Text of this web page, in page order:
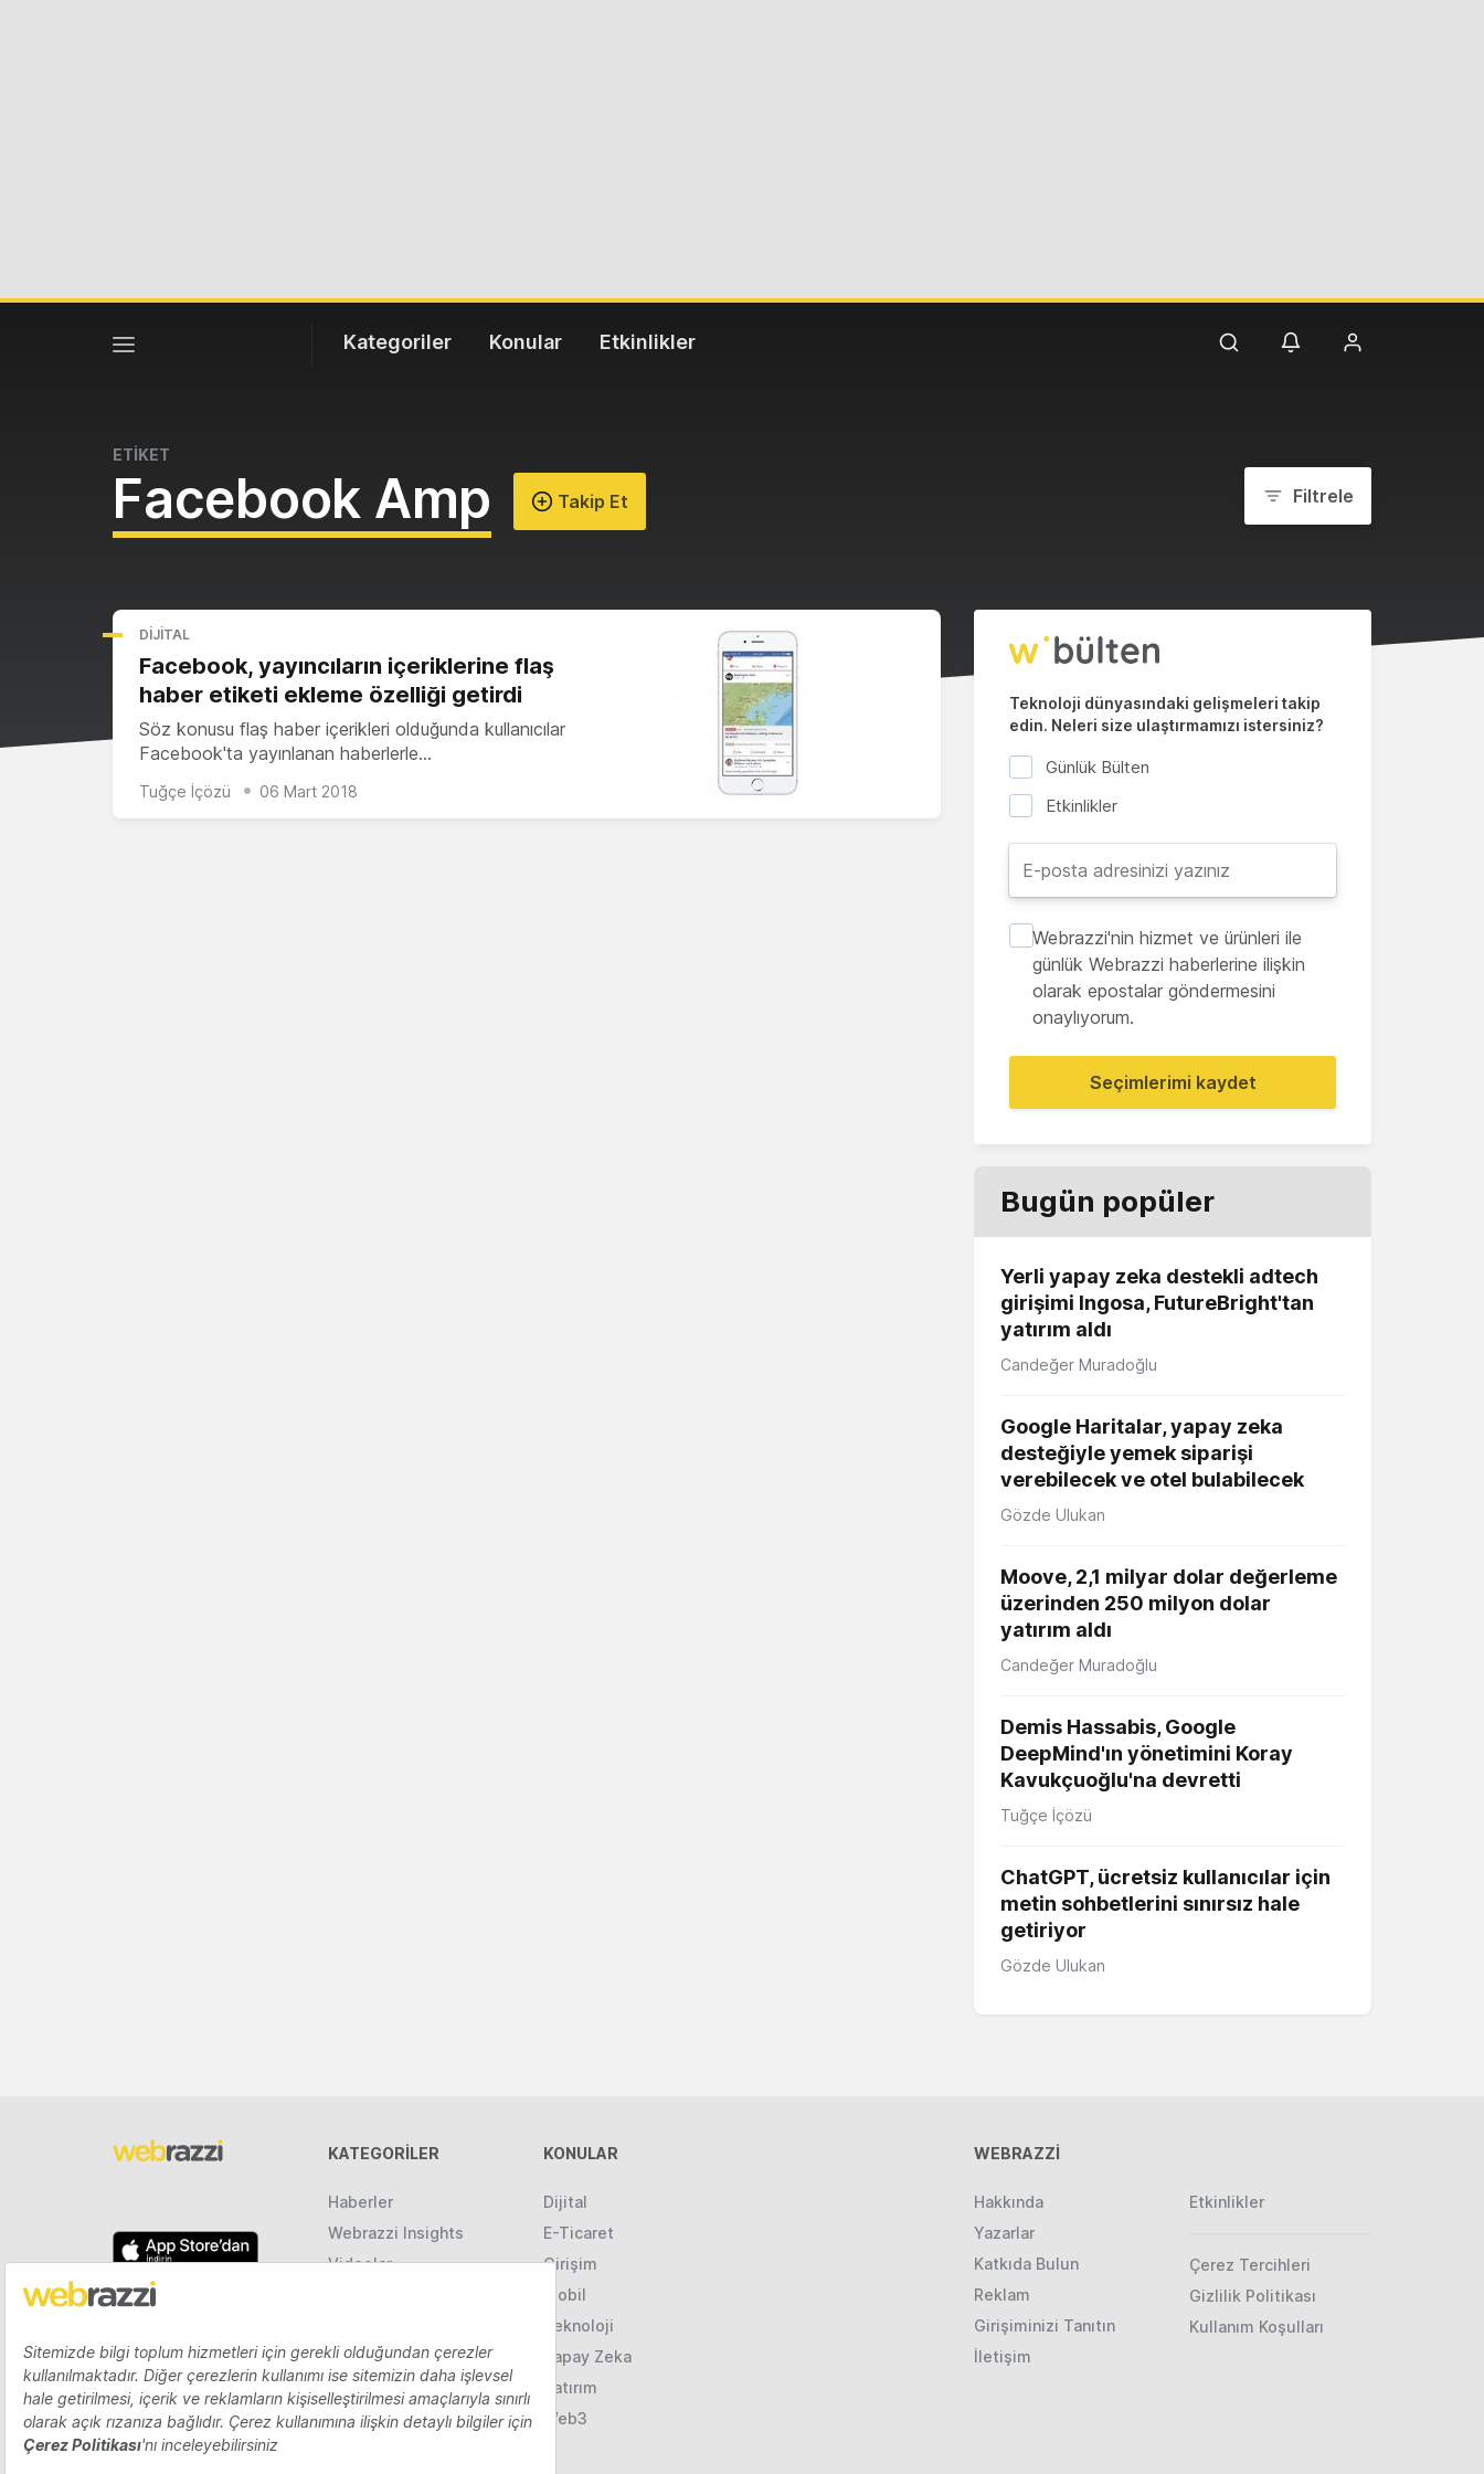
Kategoriler Konular Etkinlikler
ETİKET
Facebook Amp Takip Et Filtrele
DIJITAL
Facebook, yayıncıların içeriklerine flaş
haber etiketi ekleme özelliği getirdi
Söz konusu flaş haber içerikleri olduğunda kullanıcılar
Facebook'ta yayınlanan haberlerle…
Tuğçe İçözü 06 Mart 2018
Teknoloji dünyasındaki gelişmeleri takip
edin. Neleri size ulaştırmamızı istersiniz?
Günlük Bülten
Etkinlikler
Webrazzi'nin hizmet ve ürünleri ile
günlük Webrazzi haberlerine ilişkin
olarak epostalar göndermesini
onaylıyorum.
Seçimlerimi kaydet
Bugün popüler
Yerli yapay zeka destekli adtech
girişimi Ingosa, FutureBright'tan
yatırım aldı
Candeğer Muradoğlu
Google Haritalar, yapay zeka
desteğiyle yemek siparişi
verebilecek ve otel bulabilecek
Gözde Ulukan
Moove, 2,1 milyar dolar değerleme
üzerinden 250 milyon dolar
yatırım aldı
Candeğer Muradoğlu
Demis Hassabis, Google
DeepMind'ın yönetimini Koray
Kavukçuoğlu'na devretti
Tuğçe İçözü
ChatGPT, ücretsiz kullanıcılar için
metin sohbetlerini sınırsız hale
getiriyor
Gözde Ulukan
KATEGORILER
Haberler
Webrazzi Insights
Videolar
KONULAR
Dijital
E-Ticaret
Girişim
Mobil
Teknoloji
Yapay Zeka
Yatırım
Web3
WEBRAZZİ
Hakkında
Yazarlar
Katkıda Bulun
Reklam
Girişiminizi Tanıtın
İletişim
Etkinlikler
Çerez Tercihleri
Gizlilik Politikası
Kullanım Koşulları